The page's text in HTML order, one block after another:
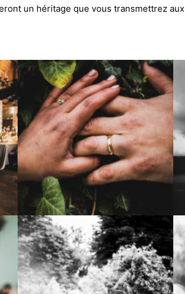
un héritage que vous transmettrez aux